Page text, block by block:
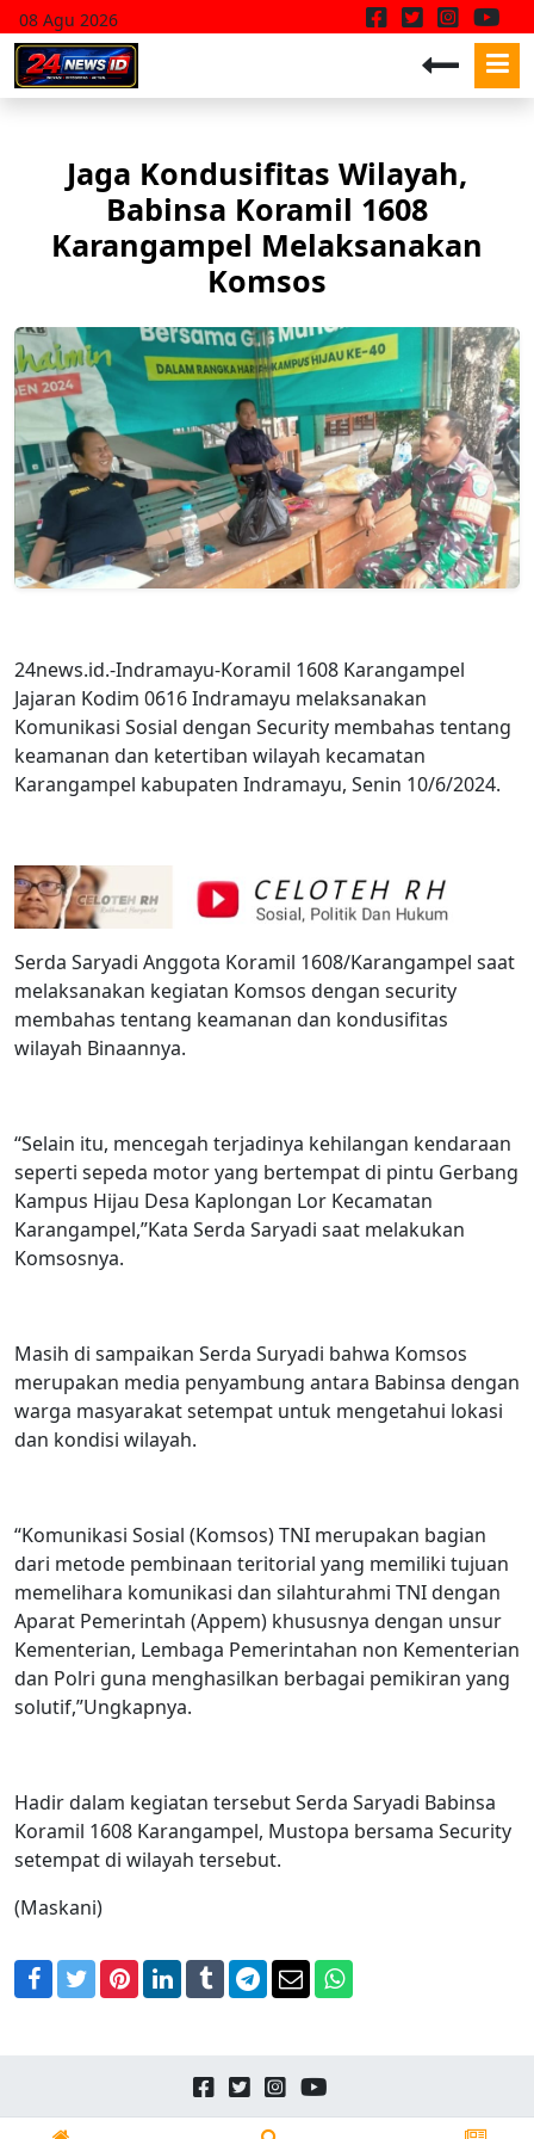
08 Agu 2026
Jaga Kondusifitas Wilayah,
Babinsa Koramil 1608
Karangampel Melaksanakan
Komsos
24news.id.-Indramayu-Koramil 1608 Karangampel
Jajaran Kodim 0616 Indramayu melaksanakan
Komunikasi Sosial dengan Security membahas tentang
keamanan dan ketertiban wilayah kecamatan
Karangampel kabupaten Indramayu, Senin 10/6/2024.
Serda Saryadi Anggota Koramil 1608/Karangampel saat
melaksanakan kegiatan Komsos dengan security
membahas tentang keamanan dan kondusifitas
wilayah Binaannya.
“Selain itu, mencegah terjadinya kehilangan kendaraan
seperti sepeda motor yang bertempat di pintu Gerbang
Kampus Hijau Desa Kaplongan Lor Kecamatan
Karangampel,”Kata Serda Saryadi saat melakukan
Komsosnya.
Masih di sampaikan Serda Suryadi bahwa Komsos
merupakan media penyambung antara Babinsa dengan
warga masyarakat setempat untuk mengetahui lokasi
dan kondisi wilayah.
“Komunikasi Sosial (Komsos) TNI merupakan bagian
dari metode pembinaan teritorial yang memiliki tujuan
memelihara komunikasi dan silahturahmi TNI dengan
Aparat Pemerintah (Appem) khususnya dengan unsur
Kementerian, Lembaga Pemerintahan non Kementerian
dan Polri guna menghasilkan berbagai pemikiran yang
solutif,”Ungkapnya.
Hadir dalam kegiatan tersebut Serda Saryadi Babinsa
Koramil 1608 Karangampel, Mustopa bersama Security
setempat di wilayah tersebut.
(Maskani)
Facebook
TwitterPinterest
LinkedIn
TumblrTelegram
EmailWhatsApp